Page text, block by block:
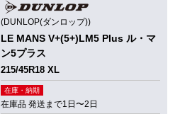
(DUNLOP(ダンロップ))
LE MANS V+(5+)LM5 Plus ル・マ
ン5プラス
215/45R18 XL
在庫・納期
在庫品 発送まで1日〜2日